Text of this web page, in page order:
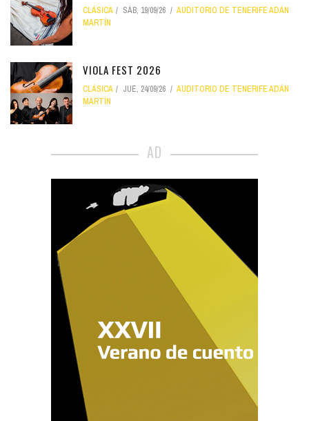
CLÁSICA SÁB, 19/09/26
AUDITORIO DE TENERIFE ADÁN
MARTÍN
VIOLA FEST 2026
CLÁSICA JUE, 24/09/26
AUDITORIO DE TENERIFE ADÁN
MARTÍN
AD